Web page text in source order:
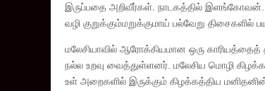
இருப்பதை அறிவீர்கள். நாடகத்தில் இளங்கோவன்.
வழி குறுக்கும்மறுக்குமாய் பல்வேறு திசைகளில்
மலேசியாவில் ஆரோக்கியமான ஒரு
நல்ல உறவு வைத்துள்ளனர். மலேசிய மொழி
உள் அறைகளில் இருக்கும் கிழக்கத்திய